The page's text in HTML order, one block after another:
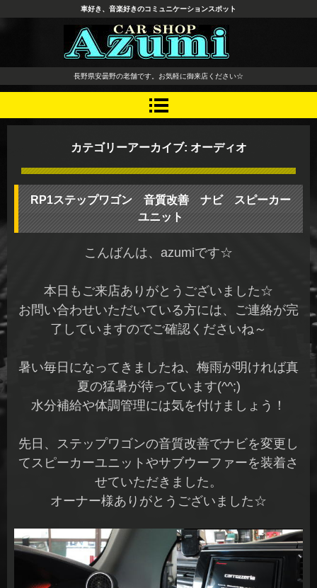
長野県 安曇野市 タイヤ ホ
イール デッドニング カーオ
ーディオ レカロシート
車好き、音楽好きのコミュニケーションスポット
長野県安曇野の老舗です。お気軽に御来店ください☆
カテゴリーアーカイブ: オーディオ
RP1ステップワゴン 音質改善 ナビ スピーカー
ユニット
こんばんは、azumiです☆
本日もご来店ありがとうございました☆
お問い合わせいただいている方には、ご連絡が完
了していますのでご確認くださいね～
暑い毎日になってきましたね、梅雨が明ければ真
夏の猛暑が待っています(^^;)
水分補給や体調管理には気を付けましょう！
先日、ステップワゴンの音質改善でナビを変更し
てスピーカーユニットやサブウーファーを装着さ
せていただきました。
オーナー様ありがとうございました☆